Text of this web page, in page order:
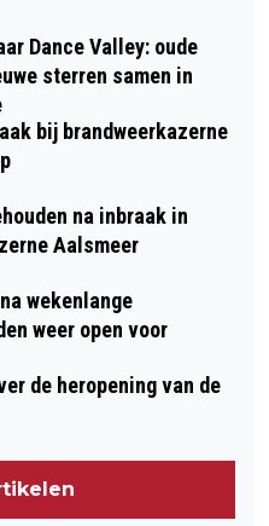
HOOFDDORP
OP
LATER
Dance Valley: oude
sterren samen in
bij brandweerkazerne
na inbraak in
Aalsmeer
wekenlange
weer open voor
de heropening van de